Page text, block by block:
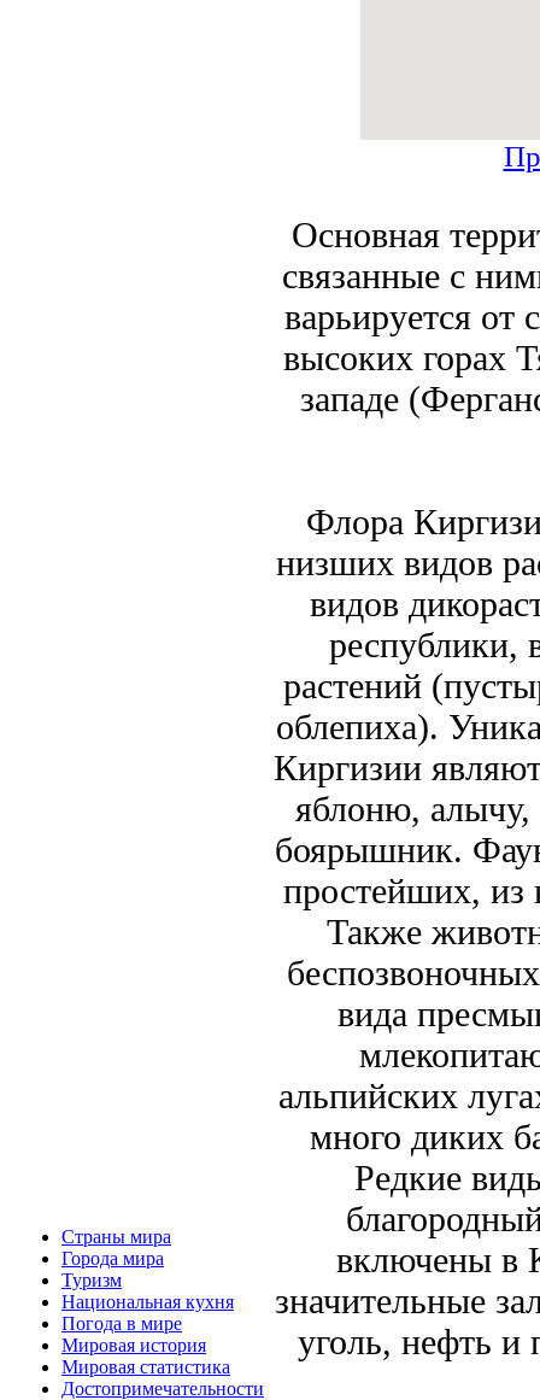
Страны мира
Города мира
Туризм
Национальная кухня
Погода в мире
Мировая история
Мировая статистика
Достопримечательности
Основная
связанные с
варьируется от
высоких горах
западе
Флора
низших видов
видов
республики,
растений
облепиха).
Киргизии
яблоню,
боярышник.
простейших, из
Также
вида
альпийских
много диких
Редкие
включены в
значительные
уголь, нефть и